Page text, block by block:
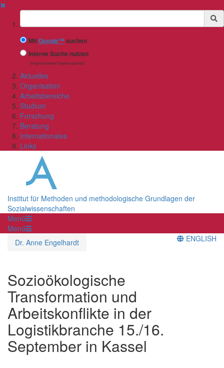
✖
Suchbegriff
MitGoogle™ suchen
Interne Suche nutzen
(eingeschränkte Ergebnisqualität)
Aktuelles
Organisation
Arbeitsbereiche
Studium
Forschung
Beratung
Internationales
Links
Institut für Methoden und methodologische Grundlagen der
Sozialwissenschaften
Menü
Menü
Dr. Anne Engelhardt
ENGLISH
Sozioökologische
Transformation und
Arbeitskonflikte in der
Logistikbranche 15./16.
September in Kassel